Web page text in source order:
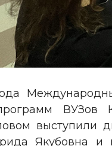
выступили
Якубовна и